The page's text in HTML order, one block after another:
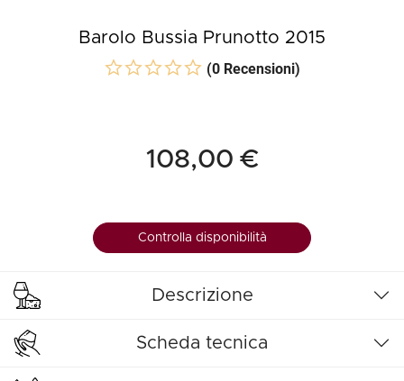
Barolo Bussia Prunotto 2015
(0 Recensioni)
108,00 €
Controlla disponibilità
Descrizione
Scheda tecnica